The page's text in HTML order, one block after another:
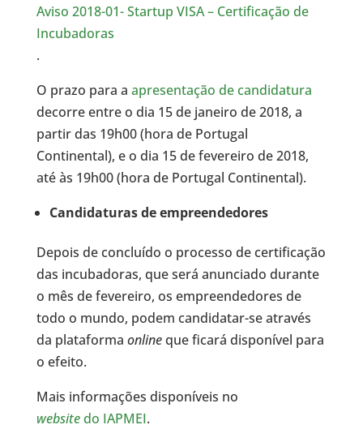
Aviso 2018-01- Startup VISA – Certificação de
Incubadoras
.
O prazo para a apresentação de candidatura
decorre entre o dia 15 de janeiro de 2018, a
partir das 19h00 (hora de Portugal
Continental), e o dia 15 de fevereiro de 2018,
até às 19h00 (hora de Portugal Continental).
Candidaturas de empreendedores
Depois de concluído o processo de certificação
das incubadoras, que será anunciado durante
o mês de fevereiro, os empreendedores de
todo o mundo, podem candidatar-se através
da plataforma onlineque ficará disponível para
o efeito.
Mais informações disponíveis no
websitedo IAPMEI.